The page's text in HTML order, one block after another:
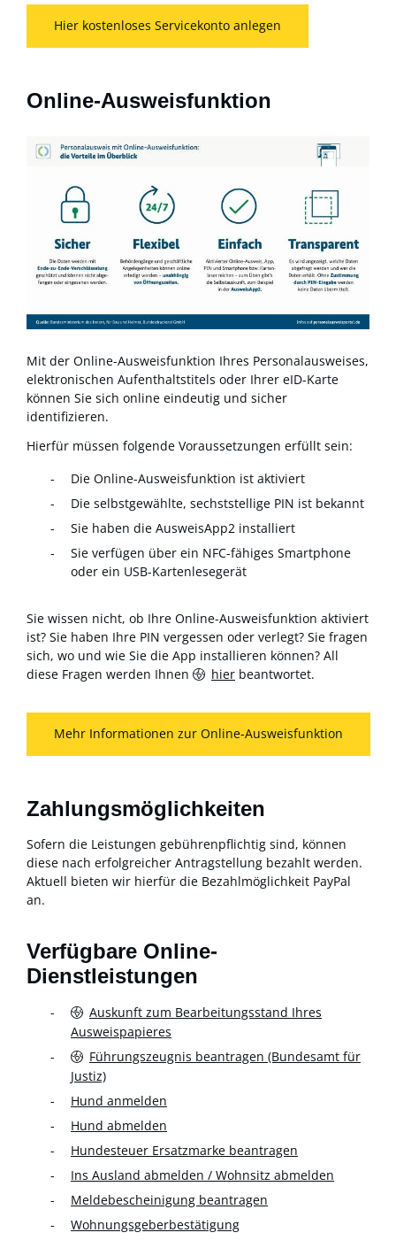
Hier kostenloses Servicekonto anlegen
Online-Ausweisfunktion
Mit der Online-Ausweisfunktion Ihres Personalausweises,
elektronischen Aufenthaltstitels oder Ihrer eID-Karte
können Sie sich online eindeutig und sicher
identifizieren.
Hierfür müssen folgende Voraussetzungen erfüllt sein:
Die Online-Ausweisfunktion ist aktiviert
Die selbstgewählte, sechststellige PIN ist bekannt
Sie haben die AusweisApp2 installiert
Sie verfügen über ein NFC-fähiges Smartphone
oder ein USB-Kartenlesegerät
Sie wissen nicht, ob Ihre Online-Ausweisfunktion aktiviert
ist? Sie haben Ihre PIN vergessen oder verlegt? Sie fragen
sich, wo und wie Sie die App installieren können? All
diese Fragen werden Ihnen
hier beantwortet.
Mehr Informationen zur Online-Ausweisfunktion
Zahlungsmöglichkeiten
Sofern die Leistungen gebührenpflichtig sind, können
diese nach erfolgreicher Antragstellung bezahlt werden.
Aktuell bieten wir hierfür die Bezahlmöglichkeit PayPal
an.
Verfügbare Online-
Dienstleistungen
Auskunft zum Bearbeitungsstand Ihres
Ausweispapieres
Führungszeugnis beantragen (Bundesamt für
Justiz)
Hund anmelden
Hund abmelden
Hundesteuer Ersatzmarke beantragen
Ins Ausland abmelden / Wohnsitz abmelden
Meldebescheinigung beantragen
Wohnungsgeberbestätigung